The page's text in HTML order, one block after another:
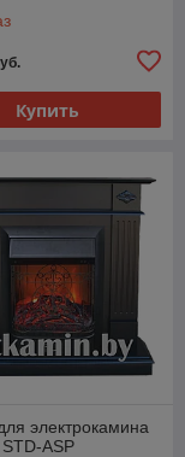
Купить
электрокамина
ASP